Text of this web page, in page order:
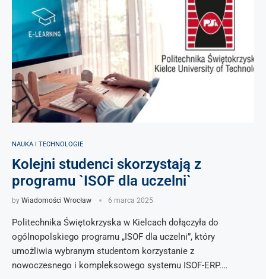
NAUKA I TECHNOLOGIE
Kolejni studenci skorzystają z
programu `ISOF dla uczelni`
by Wiadomości Wrocław 6 marca 2025
Politechnika Świętokrzyska w Kielcach dołączyła do
ogólnopolskiego programu „ISOF dla uczelni”, który
umożliwia wybranym studentom korzystanie z
nowoczesnego i kompleksowego systemu ISOF-ERP.…